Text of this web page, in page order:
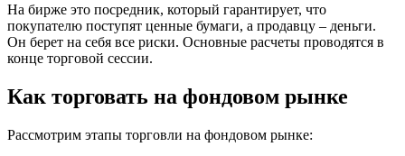
На бирже это посредник, который гарантирует, что
покупателю поступят ценные бумаги, а продавцу – деньги.
Он берет на себя все риски. Основные расчеты проводятся в
конце торговой сессии.
Как торговать на фондовом рынке
Рассмотрим этапы торговли на фондовом рынке: